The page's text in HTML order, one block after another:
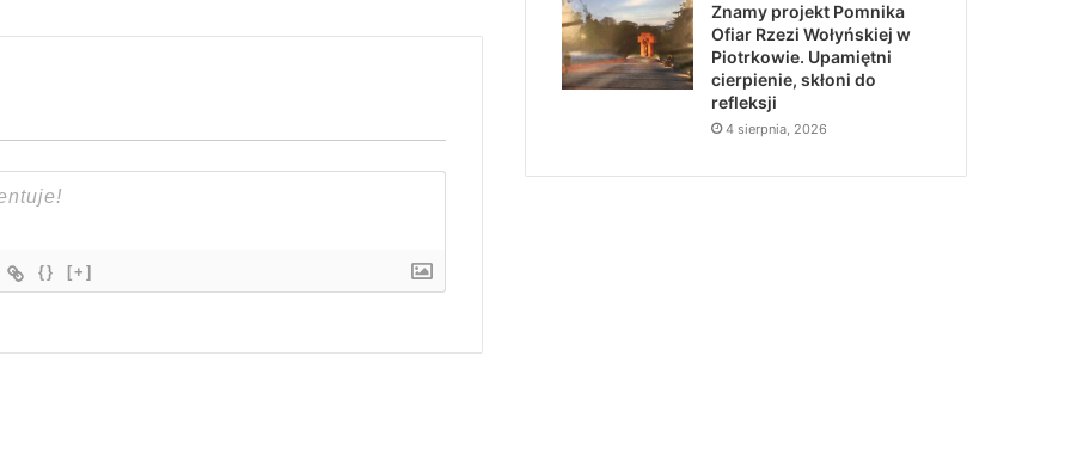
{} [+]
Znamy projekt Pomnika
Ofiar Rzezi Wołyńskiej w
Piotrkowie. Upamiętni
cierpienie, skłoni do
refleksji
4 sierpnia, 2026